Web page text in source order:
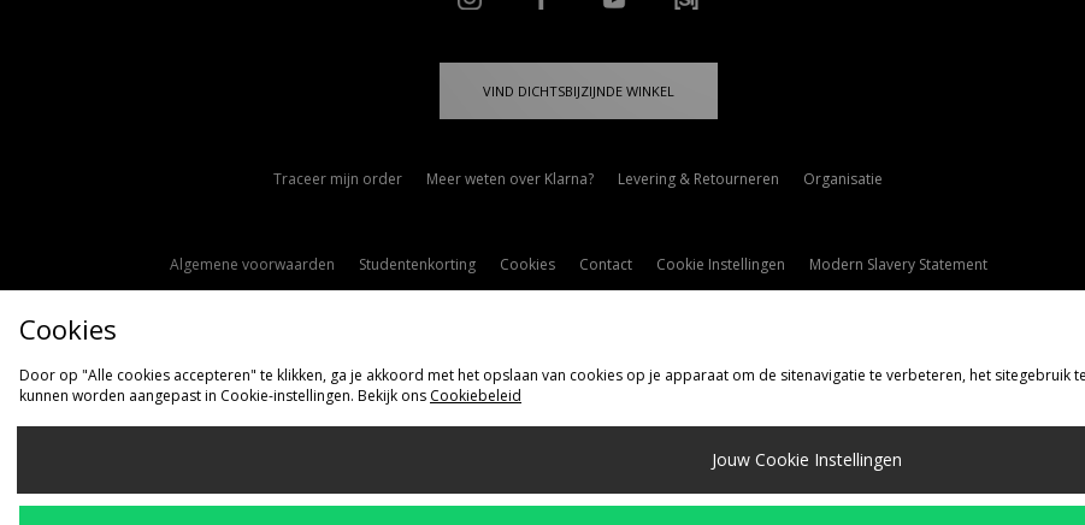
VIND DICHTSBIJZIJNDE WINKEL
Traceer mijn order Meer weten over Klarna? Levering & Retourneren Organisatie
Algemene voorwaarden Studentenkorting Cookies Contact Cookie Instellingen Modern Slavery Statement
Verzenden Naar
Cookies
Door op "Alle cookies accepteren" te klikken, ga je akkoord met het opslaan van cookies op je apparaat om de sitenavigatie te verbeteren, het sitegebruik
kunnen worden aangepast in Cookie-instellingen. Bekijk ons Cookiebeleid
Jouw Cookie Instellingen